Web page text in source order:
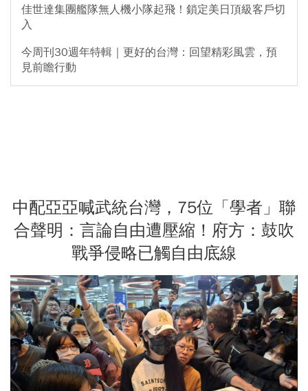
佳世達集團艦隊無人機小隊起飛！鎖定美日頂級客戶切
入
今周刊30週年特輯｜更好的台灣：回望精彩風雲，預
見前瞻行動
中配亞亞喊武統台灣，75位「學者」聯
合聲明：言論自由遭壓縮！府方：鼓吹
戰爭侵略已觸自由底線